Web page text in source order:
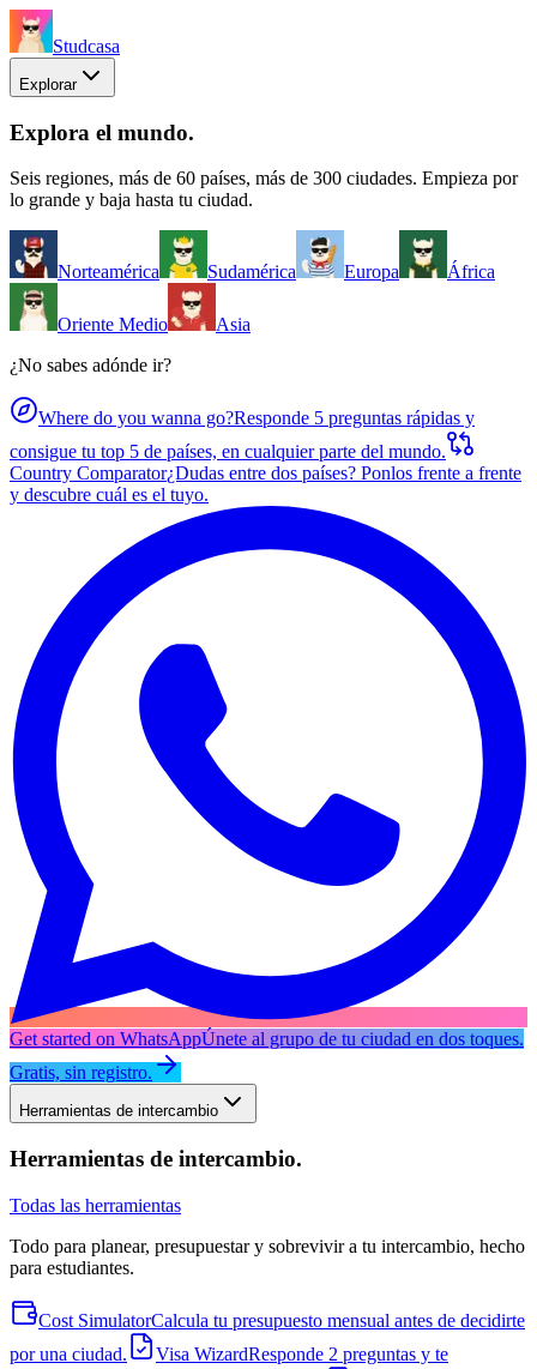
Studcasa
Explorar
Explora el mundo.
Seis regiones, más de 60 países, más de 300 ciudades. Empieza por
lo grande y baja hasta tu ciudad.
Norteamérica Sudamérica Europa África
Oriente Medio
Asia
¿No sabes adónde ir?
Where do you wanna go?Responde 5 preguntas rápidas y
consigue tu top 5 de países, en cualquier parte del mundo.
Country Comparator¿Dudas entre dos países? Ponlos frente a frente
y descubre cuál es el tuyo.
Get started on WhatsAppÚnete al grupo de tu ciudad en dos toques.
Gratis, sin registro.
Herramientas de intercambio
Herramientas de intercambio.
Todas las herramientas
Todo para planear, presupuestar y sobrevivir a tu intercambio, hecho
para estudiantes.
Cost SimulatorCalcula tu presupuesto mensual antes de decidirte
por una ciudad.
Visa WizardResponde 2 preguntas y te